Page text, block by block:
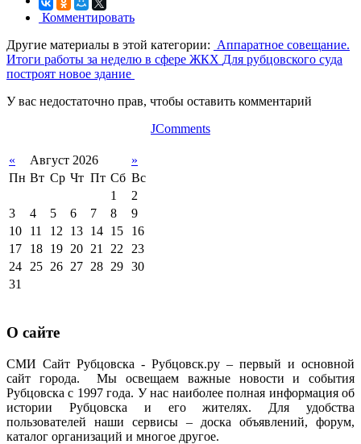
Комментировать
Другие материалы в этой категории: Аппаратное совещание.
Итоги работы за неделю в сфере ЖКХ Для рубцовского суда
построят новое здание
У вас недостаточно прав, чтобы оставить комментарий
JComments
« Август 2026
»
Пн Вт Ср Чт Пт Сб Вс
1
2
3
4 5 6 7 8
9
10
11 12 13 14 15
16
17
18 19 20 21 22
23
24
25 26 27 28 29 30
31
О сайте
СМИ Сайт Рубцовска - Рубцовск.ру – первый и основной
сайт города. Мы освещаем важные новости и события
Рубцовска с 1997 года. У нас наиболее полная информация об
истории Рубцовска и его жителях. Для удобства
пользователей наши сервисы – доска объявлений, форум,
каталог организаций и многое другое.